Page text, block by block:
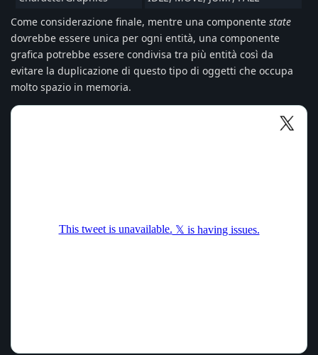
Come considerazione finale, mentre una componente state
dovrebbe essere unica per ogni entità, una componente
grafica potrebbe essere condivisa tra più entità così da
evitare la duplicazione di questo tipo di oggetti che occupa
molto spazio in memoria.